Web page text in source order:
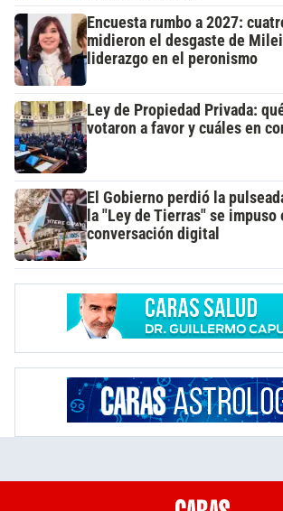
Encuesta rumbo a 2027:
midieron el desgaste de
liderazgo en el peronismo
Ley de Propiedad Privada:
votaron a favor y cuáles en
El Gobierno perdió la
la "Ley de Tierras" se impuso
conversación digital